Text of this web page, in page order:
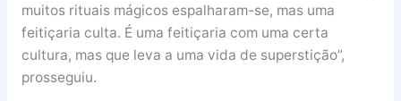
muitos rituais mágicos espalharam-se, mas uma
feitiçaria culta. É uma feitiçaria com uma certa
cultura, mas que leva a uma vida de superstição”,
prosseguiu.